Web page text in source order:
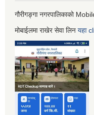
गौरीगङ्गा नगरपालिकाको
मोबाईलमा राखेर सेवा लिन यहा